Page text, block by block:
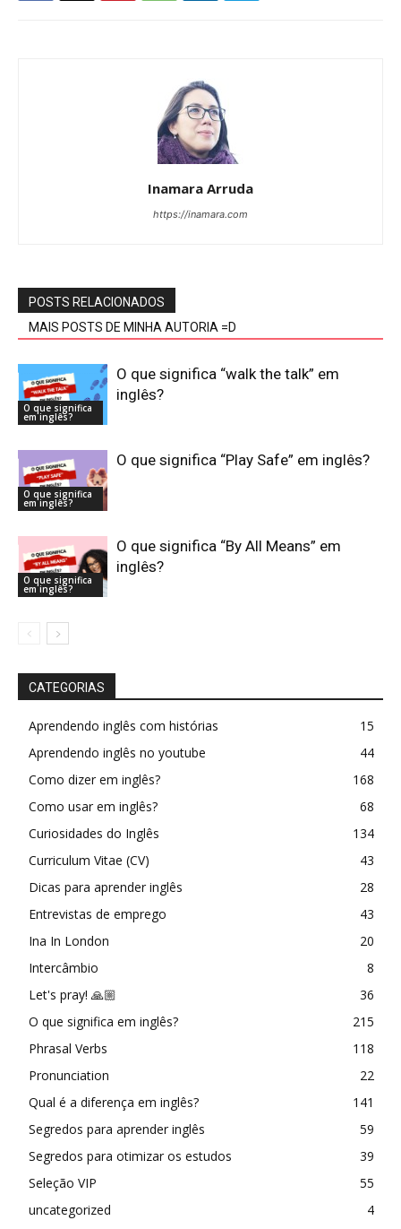
Inamara Arruda
https://inamara.com
POSTS RELACIONADOS
MAIS POSTS DE MINHA AUTORIA =D
O que significa
em inglês?
O que significa “walk the talk” em
inglês?
O que significa
em inglês?
O que significa “Play Safe” em inglês?
O que significa
em inglês?
O que significa “By All Means” em
inglês?
CATEGORIAS
Aprendendo inglês com histórias
15
Aprendendo inglês no youtube
44
Como dizer em inglês?
168
Como usar em inglês?
68
Curiosidades do Inglês
134
Curriculum Vitae (CV)
43
Dicas para aprender inglês
28
Entrevistas de emprego
43
Ina In London
20
Intercâmbio
8
Let's pray! 🙏🏼
36
O que significa em inglês?
215
Phrasal Verbs
118
Pronunciation
22
Qual é a diferença em inglês?
141
Segredos para aprender inglês
59
Segredos para otimizar os estudos
39
Seleção VIP
55
uncategorized
4